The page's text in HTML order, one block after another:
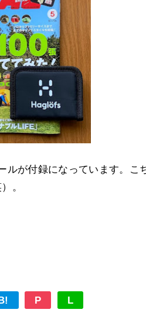
が付録になっています。こ
。
P L